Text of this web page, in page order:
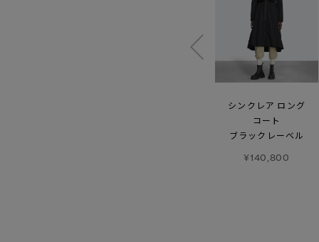
シンクレア ロング
コート
ブラックレーベル
¥140,800